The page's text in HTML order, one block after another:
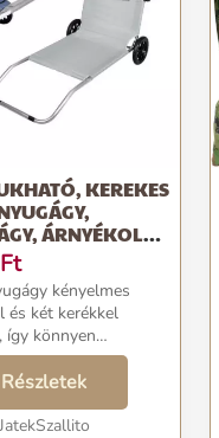
KEREKES
ÁRNYÉKOLÓ
SZÜRKE (BB-
Ft
kényelmes
és két kerékkel
így könnyen
és nagyobb
szállítható. A készlet
állítható
amely megfelelő
Részletek
JatekSzallito